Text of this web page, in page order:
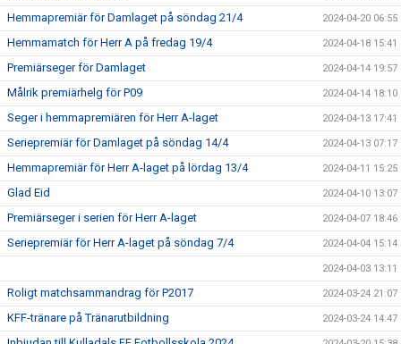
Hemmapremiär för Damlaget på söndag 21/4 2024-04-20 06:55
Hemmamatch för Herr A på fredag 19/4 2024-04-18 15:41
Premiärseger för Damlaget 2024-04-14 19:57
Målrik premiärhelg för P09 2024-04-14 18:10
Seger i hemmapremiären för Herr A-laget 2024-04-13 17:41
Seriepremiär för Damlaget på söndag 14/4 2024-04-13 07:17
Hemmapremiär för Herr A-laget på lördag 13/4 2024-04-11 15:25
Glad Eid 2024-04-10 13:07
Premiärseger i serien för Herr A-laget 2024-04-07 18:46
Seriepremiär för Herr A-laget på söndag 7/4 2024-04-04 15:14
2024-04-03 13:11
Roligt matchsammandrag för P2017 2024-03-24 21:07
KFF-tränare på Tränarutbildning 2024-03-24 14:47